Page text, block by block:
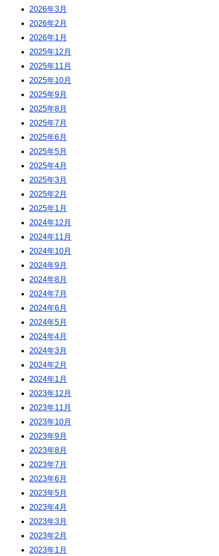
2026年3月
2026年2月
2026年1月
2025年12月
2025年11月
2025年10月
2025年9月
2025年8月
2025年7月
2025年6月
2025年5月
2025年4月
2025年3月
2025年2月
2025年1月
2024年12月
2024年11月
2024年10月
2024年9月
2024年8月
2024年7月
2024年6月
2024年5月
2024年4月
2024年3月
2024年2月
2024年1月
2023年12月
2023年11月
2023年10月
2023年9月
2023年8月
2023年7月
2023年6月
2023年5月
2023年4月
2023年3月
2023年2月
2023年1月